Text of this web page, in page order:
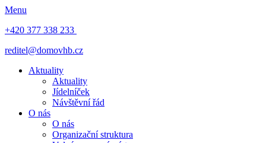
Menu
+420 377 338 233
reditel@domovhb.cz
Aktuality
Aktuality
Jídelníček
Návštěvní řád
O nás
O nás
Organizační struktura